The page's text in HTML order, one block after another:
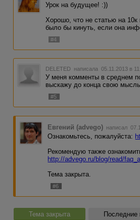
Урок на будущее! :))
Хорошо, что не статью на
было бы кинуть, если она
#4
DELETED написала 05.11.2013 в
У меня комменты в среднем
выскажу до конца свою
#5
Евгений (advego) написал
Ознакомьтесь, пожалуйста:
Рекомендую также
http://advego.ru/blog/read/
Тема закрыта.
#6
Тема закрыта Последние